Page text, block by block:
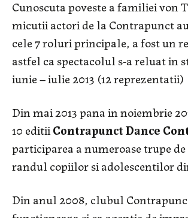
Cunoscuta poveste a familiei von
micutii actori de la Contrapunct
cele 7 roluri principale, a fost un
astfel ca spectacolul s-a reluat in
iunie – iulie 2013 (12 reprezentatii)
Din mai 2013 pana in noiembrie
10 editiiContrapunct Dance
participarea a numeroase trupe
randul copiilor si adolescentilor
Din anul 2008, clubul